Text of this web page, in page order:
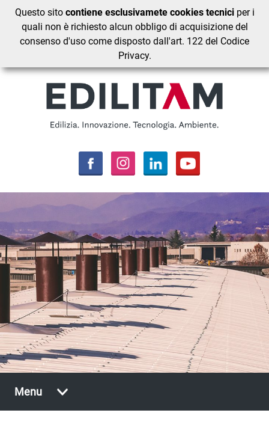
Questo sitocontiene esclusivamete cookies tecniciper i
quali non è richiesto alcun obbligo di acquisizione del
consenso d'uso come disposto dall'art. 122 del Codice
Privacy.
Menu
al
contenuto